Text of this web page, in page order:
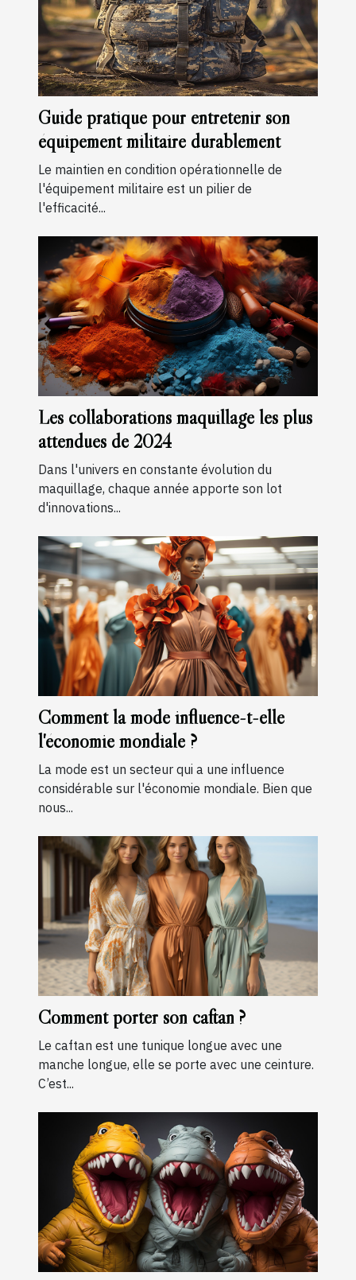
Guide pratique pour entretenir son
équipement militaire durablement
Le maintien en condition opérationnelle de
l'équipement militaire est un pilier de
l'efficacité...
Les collaborations maquillage les plus
attendues de 2024
Dans l'univers en constante évolution du
maquillage, chaque année apporte son lot
d'innovations...
Comment la mode influence-t-elle
l'économie mondiale ?
La mode est un secteur qui a une influence
considérable sur l'économie mondiale. Bien que
nous...
Comment porter son caftan ?
Le caftan est une tunique longue avec une
manche longue, elle se porte avec une ceinture.
C’est...